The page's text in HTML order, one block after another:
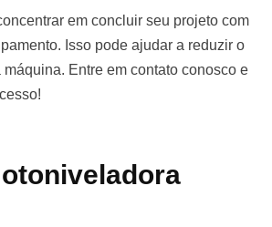
em concluir seu projeto com
Isso pode ajudar a reduzir o
Entre em contato conosco e